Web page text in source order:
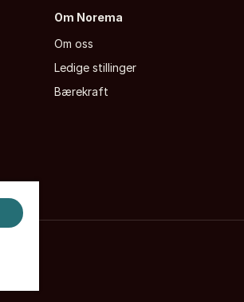
Om Norema
Om oss
Ledige stillinger
Bærekraft